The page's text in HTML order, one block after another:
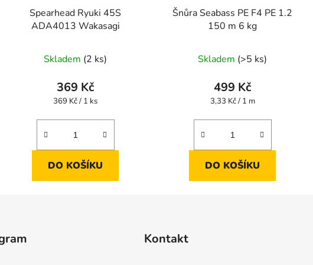
Spearhead Ryuki 45S
ADA4013 Wakasagi
Skladem (2 ks)
369 Kč
Měrná
369 Kč / 1 ks
DO KOŠÍKU
Šnůra Seabass PE F4 PE 1.2
150 m 6 kg
Skladem (>5 ks)
499 Kč
Měrná
3,33 Kč / 1 m
DO KOŠÍKU
Kontakt